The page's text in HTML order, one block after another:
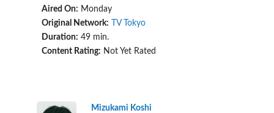
Aired On: Monday
Original Network:
TV Tokyo
Duration: 49 min.
Content Rating: Not Yet Rated
Mizukami Koshi